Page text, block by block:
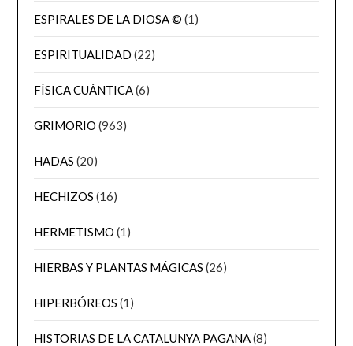
ESPIRALES DE LA DIOSA © (1)
ESPIRITUALIDAD (22)
FÍSICA CUÁNTICA(6)
GRIMORIO (963)
HADAS (20)
HECHIZOS (16)
HERMETISMO (1)
HIERBAS Y PLANTAS MÁGICAS (26)
HIPERBÓREOS (1)
HISTORIAS DE LA CATALUNYA PAGANA(8)